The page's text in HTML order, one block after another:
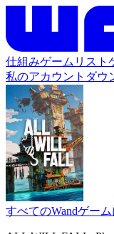
仕組みゲームリスト
私のアカウント ダウ
すべてのWandゲー